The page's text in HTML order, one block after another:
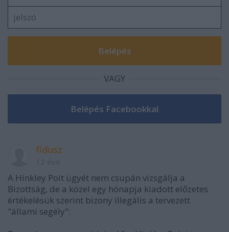
VAGY
fidusz
A Hinkley Poit ügyét nem csupán vizsgálja a
Bizottság, de a közel egy hónapja kiadott előzetes
értékelésük szerint bizony illegális a tervezett
"állami segély":